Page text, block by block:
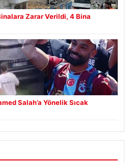
Zarar Verildi, 4 Bina
Salah’a Yönelik Sıcak